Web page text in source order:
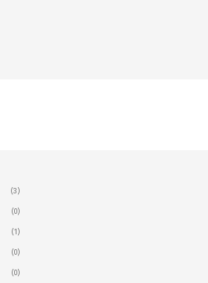
(3)
(0)
(1)
(0)
(0)